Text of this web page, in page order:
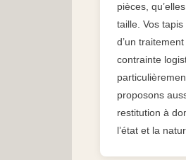
pièces,
taille. Vos
d’un
contrainte
proposons
restitution à
l’état et la